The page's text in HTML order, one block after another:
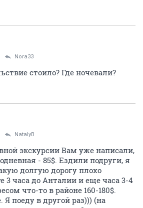
Nora33
стоило? Где ночевали?
NatalyB
экскурсии Вам уже написали,
- 85$. Ездили подруги, я
долгую дорогу плохо
3 часа до Анталии и еще часа 3-4
что-то в районе 160-180$.
Я поеду в другой раз))) (на